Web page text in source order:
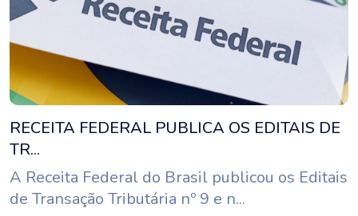
RECEITA FEDERAL PUBLICA OS EDITAIS DE
TR...
A Receita Federal do Brasil publicou os Editais
de Transação Tributária nº 9 e n...